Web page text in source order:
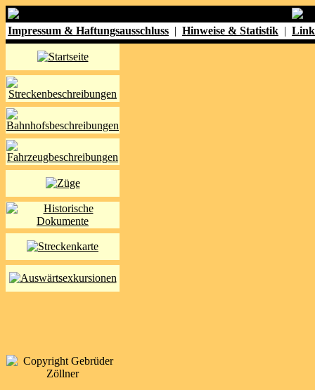
Impressum & Haftungsausschluss | Hinweise & Statistik |